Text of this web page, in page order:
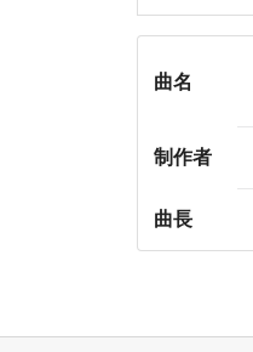
曲名
制作者
曲長